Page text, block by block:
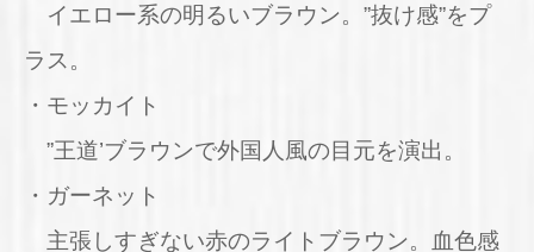
イエロー系の明るいブラウン。”抜け感”をプ
ラス。
・モッカイト
”王道’ブラウンで外国人風の目元を演出。
・ガーネット
主張しすぎない赤のライトブラウン。血色感